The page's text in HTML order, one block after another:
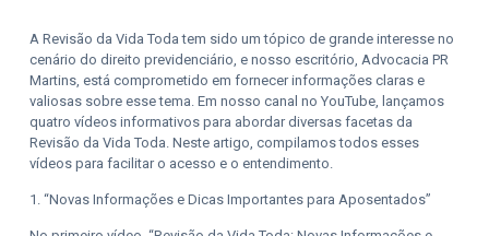
A Revisão da Vida Toda tem sido um tópico de grande interesse no
cenário do direito previdenciário, e nosso escritório, Advocacia PR
Martins, está comprometido em fornecer informações claras e
valiosas sobre esse tema. Em nosso canal no YouTube, lançamos
quatro vídeos informativos para abordar diversas facetas da
Revisão da Vida Toda. Neste artigo, compilamos todos esses
vídeos para facilitar o acesso e o entendimento.
1. “Novas Informações e Dicas Importantes para Aposentados”